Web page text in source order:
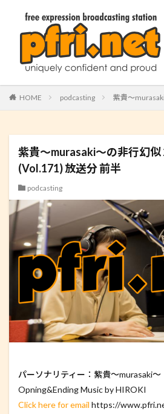
HOME podcasting 紫貴～
紫貴～murasaki～の非行幻似
(Vol.171) 放送分 前半
podcasting
パーソナリティー：紫貴～murasaki～
Opning&Ending Music by HIROKI
Click here for email https://